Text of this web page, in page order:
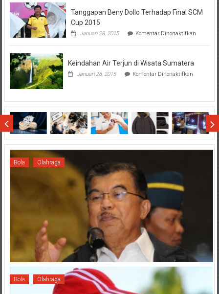
Penting
Hasil
Tanggapan Beny Dollo Terhadap Final SCM
Cup 2015
Januari 28, 2015 Komentar Dinonaktifkanpada
Beny
Keindahan Air Terjun di Wisata Sumatera
Januari 26, 2015 Komentar Dinonaktifkanpada
di
Wisata
Sumatera
Bola Olahraga
Bola Olahraga